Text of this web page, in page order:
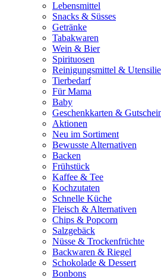
Lebensmittel
Snacks & Süsses
Getränke
Tabakwaren
Wein & Bier
Spirituosen
Reinigungsmittel &
Tierbedarf
Für Mama
Baby
Geschenkkarten &
Aktionen
Neu im Sortiment
Bewusste Alternativen
Backen
Frühstück
Kaffee & Tee
Kochzutaten
Schnelle Küche
Fleisch & Alternativen
Chips & Popcorn
Salzgebäck
Nüsse & Trockenfrüchte
Backwaren & Riegel
Schokolade & Dessert
Bonbons